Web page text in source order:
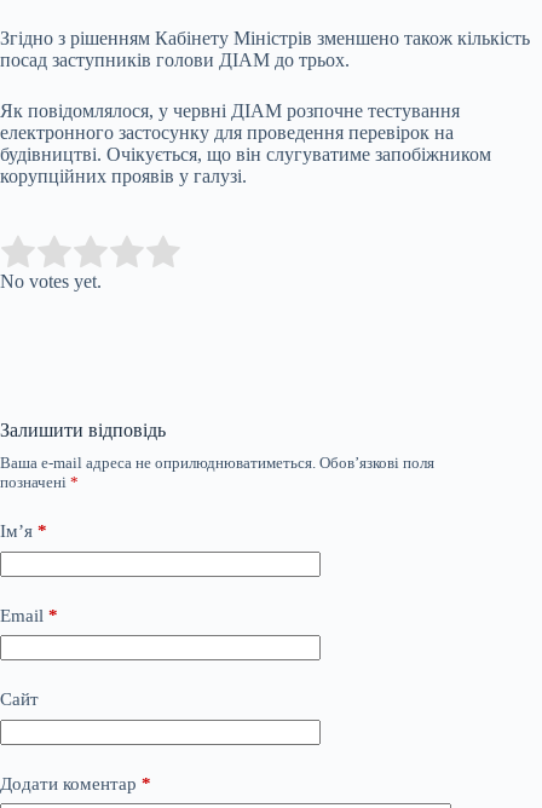
Згідно з рішенням Кабінету Міністрів зменшено також кількість
посад заступників голови ДІАМ до трьох.
Як повідомлялося, у червні ДІАМ розпочне тестування
електронного застосунку для проведення перевірок на
будівництві. Очікується, що він слугуватиме запобіжником
корупційних проявів у галузі.
Rate this item:
No votes yet.
Залишити відповідь
Ваша e-mail адреса не оприлюднюватиметься. Обов’язкові поля
позначені *
Ім’я *
Email *
Сайт
Додати коментар *